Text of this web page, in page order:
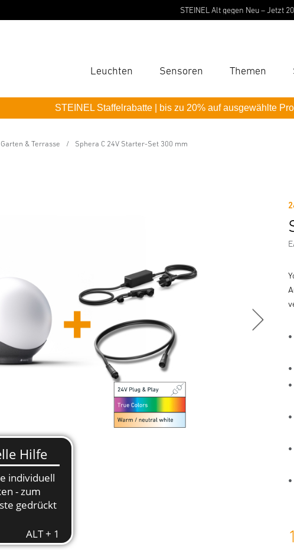
STEINEL Alt gegen Neu – Jetzt 20% Gutschein
Leuchten Sensoren Themen
STEINEL Staffelrabatte | bis zu 20% auf ausgewählte
Garten & Terrasse Sphera C 24V Starter-Set 300 mm